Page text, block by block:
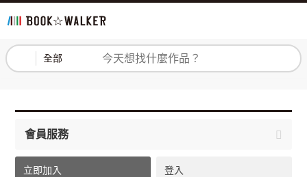
全部 登入 註冊
會員服務
立即加入 登入